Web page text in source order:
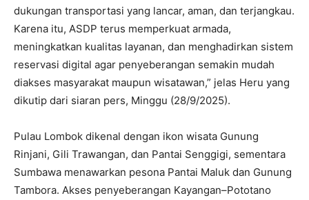
dukungan transportasi yang lancar, aman, dan terjangkau.
Karena itu, ASDP terus memperkuat armada,
meningkatkan kualitas layanan, dan menghadirkan sistem
reservasi digital agar penyeberangan semakin mudah
diakses masyarakat maupun wisatawan,” jelas Heru yang
dikutip dari siaran pers, Minggu (28/9/2025).
Pulau Lombok dikenal dengan ikon wisata Gunung
Rinjani, Gili Trawangan, dan Pantai Senggigi, sementara
Sumbawa menawarkan pesona Pantai Maluk dan Gunung
Tambora. Akses penyeberangan Kayangan–Pototano